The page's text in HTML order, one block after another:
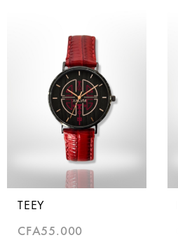
TEEY
CFA55.000